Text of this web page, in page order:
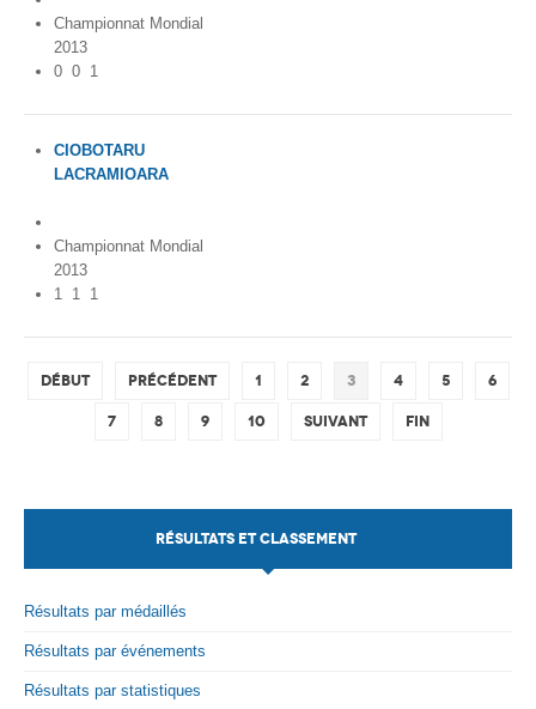
Championnat Mondial
2013
0 0 1
CIOBOTARU
LACRAMIOARA
Championnat Mondial
2013
1 1 1
Début Précédent 1 2 3 4 5 6
7 8 9 10 Suivant Fin
RÉSULTATS ET CLASSEMENT
Résultats par médaillés
Résultats par événements
Résultats par statistiques